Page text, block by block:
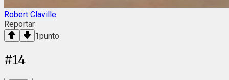
Robert Claville
Reportar
1punto
#14